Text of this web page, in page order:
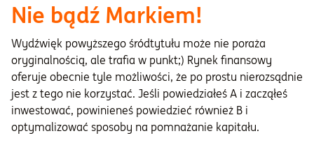
Nie bądź Markiem!
Wydźwięk powyższego śródtytułu może nie poraża
oryginalnością, ale trafia w punkt;) Rynek finansowy
oferuje obecnie tyle możliwości, że po prostu nierozsądnie
jest z tego nie korzystać. Jeśli powiedziałeś A i zacząłeś
inwestować, powinieneś powiedzieć również B i
optymalizować sposoby na pomnażanie kapitału.